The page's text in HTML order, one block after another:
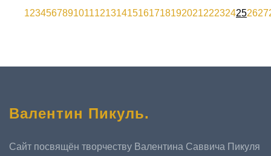
123456789101112131415161718192021222324252627
Валентин Пикуль.
Сайт посвящён творчеству Валентина Саввича Пикуля